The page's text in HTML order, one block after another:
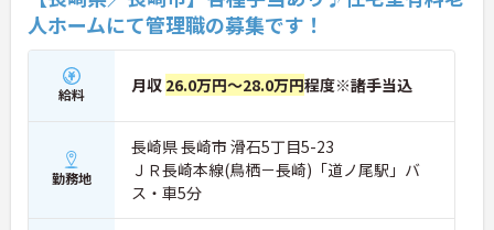
人ホームにて管理職の募集です！
給料 月収 26.0万円～28.0万円程度※諸手当込
勤務地
長崎県 長崎市 滑石5丁目5-23
ＪＲ長崎本線(鳥栖－長崎)「道ノ尾駅」バ
ス・車5分